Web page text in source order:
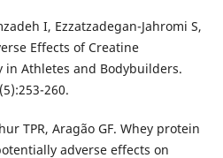
I, Ezzatzadegan-Jahromi S,
Effects of Creatine
Athletes and Bodybuilders.
260.
TPR, Aragão GF. Whey protein
adverse effects on